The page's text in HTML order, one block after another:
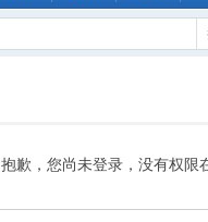
抱歉，您尚未登录，没有权限